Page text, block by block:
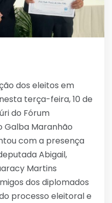
dos eleitos em
terça-feira, 10 de
do Fórum
Galba Maranhão
com a presença
Abigail,
Martins
dos diplomados
processo eleitoral e